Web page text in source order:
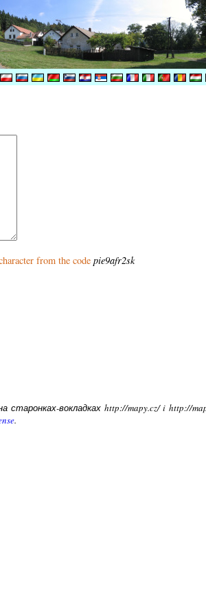
from the code pie9afr2sk
вокладках http://mapy.cz/ i http://
.